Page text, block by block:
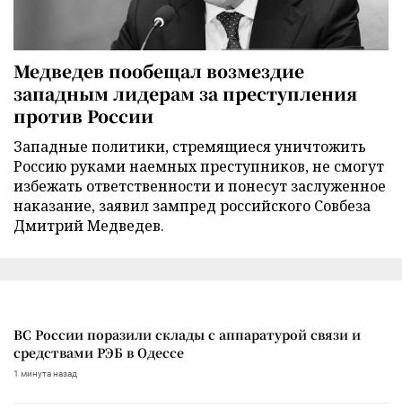
Медведев пообещал возмездие
западным лидерам за преступления
против России
Западные политики, стремящиеся уничтожить
Россию руками наемных преступников, не смогут
избежать ответственности и понесут заслуженное
наказание, заявил зампред российского Совбеза
Дмитрий Медведев.
ВС России поразили склады с аппаратурой связи и
средствами РЭБ в Одессе
1 минута назад